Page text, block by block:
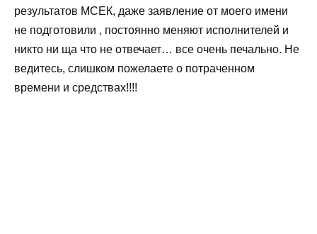
результатов МСЕК, даже заявление от моего имени
не подготовили , постоянно меняют исполнителей и
никто ни ща что не отвечает… все очень печально. Не
ведитесь, слишком пожелаете о потраченном
времени и средствах!!!!